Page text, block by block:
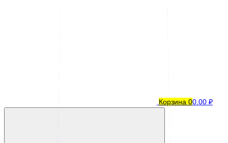
Корзина 00.00 ₽